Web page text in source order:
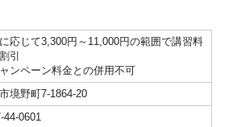
応じて3,300円～11,000円の範囲で講習料
引
ンペーン料金との併用不可
境野町7-1864‐20
44-0601